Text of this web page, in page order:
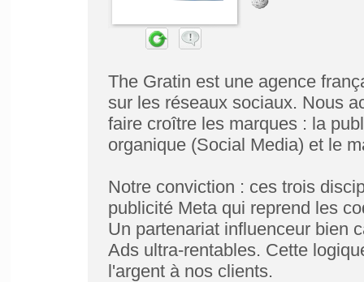
The Gratin est une agence
sur les réseaux sociaux. Nous
faire croître les marques : la
organique (Social Media) et le
Notre conviction : ces trois
publicité Meta qui reprend les
Un partenariat influenceur bien
Ads ultra-rentables. Cette
l'argent à nos clients.